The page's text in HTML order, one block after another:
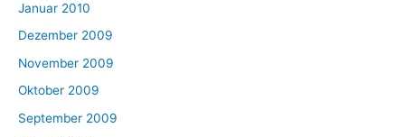
Januar 2010
Dezember 2009
November 2009
Oktober 2009
September 2009